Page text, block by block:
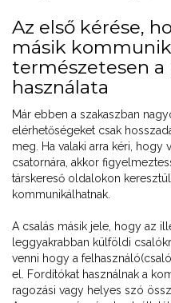
Az első kérése,
másik
természetesen a
használata
Már ebben a szakaszban
elérhetőségeket csak
meg. Ha valaki arra kéri, hogy
csatornára, akkor
társkereső oldalokon
kommunikálhatnak.
A csalás másik jele, hogy az
leggyakrabban külföldi
venni hogy a
el. Fordítókat használnak a
ragozási vagy helyes szó